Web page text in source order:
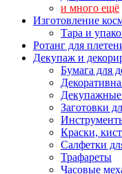
и много ещё
Изготовление
Тара и
Ротанг для
Декупаж и
Бумага для
Заготовки
Краски,
Салфетки
Трафареты
Часовые